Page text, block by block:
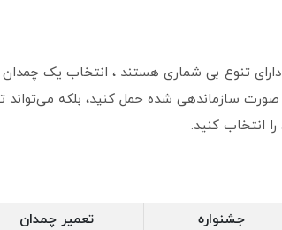
تنوع بی شماری هستند ، انتخاب یک چمدان
سازماندهی شده حمل کنید، بلکه می‌تواند
انتخاب کنید.
جشنواره
تعمیر چمدان